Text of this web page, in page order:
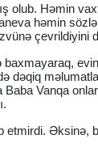
olub. Həmin
həmin
çevrildiyini
dəqiq
Vanqa
etmirdi. Əksinə,